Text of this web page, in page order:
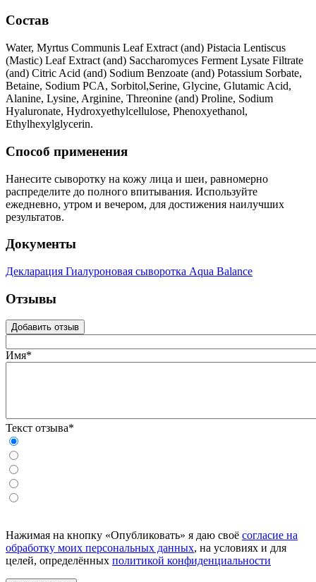
Состав
Water, Myrtus Communis Leaf Extract (and) Pistacia Lentiscus
(Mastic) Leaf Extract (and) Saccharomyces Ferment Lysate Filtrate
(and) Citric Acid (and) Sodium Benzoate (and) Potassium Sorbate,
Betaine, Sodium PCA, Sorbitol,Serine, Glycine, Glutamic Acid,
Alanine, Lysine, Arginine, Threonine (and) Proline, Sodium
Hyaluronate, Hydroxyethylcellulose, Phenoxyethanol,
Ethylhexylglycerin.
Способ применения
Нанесите сыворотку на кожу лица и шеи, равномерно
распределите до полного впитывания. Используйте
ежедневно, утром и вечером, для достижения наилучших
результатов.
Документы
Декларация Гиалуроновая сыворотка Aqua Balance
Отзывы
Добавить отзыв
Имя*
Текст отзыва*
Нажимая на кнопку «Опубликовать» я даю своё согласие на
обработку моих персональных данных, на условиях и для
целей, определённых политикой конфиденциальности